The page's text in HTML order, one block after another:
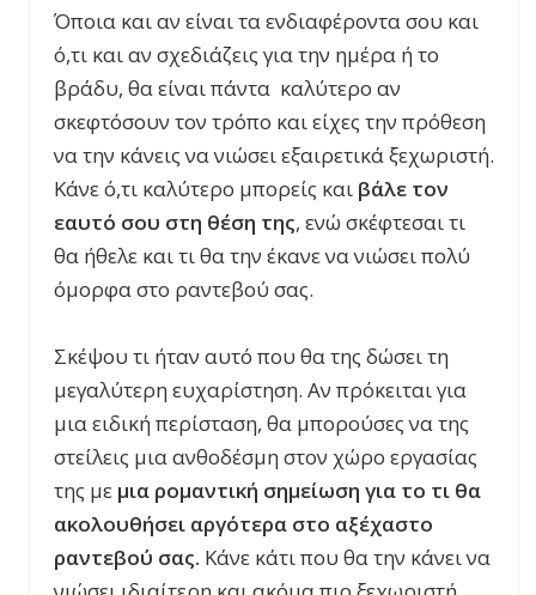
Όποια και αν είναι τα ενδιαφέροντα σου και
ό,τι και αν σχεδιάζεις για την ημέρα ή το
βράδυ, θα είναι πάντα καλύτερο αν
σκεφτόσουν τον τρόπο και είχες την πρόθεση
να την κάνεις να νιώσει εξαιρετικά ξεχωριστή.
Κάνε ό,τι καλύτερο μπορείς και βάλε τον
εαυτό σου στη θέση της, ενώ σκέφτεσαι τι
θα ήθελε και τι θα την έκανε να νιώσει πολύ
όμορφα στο ραντεβού σας.
Σκέψου τι ήταν αυτό που θα της δώσει τη
μεγαλύτερη ευχαρίστηση. Αν πρόκειται για
μια ειδική περίσταση, θα μπορούσες να της
στείλεις μια ανθοδέσμη στον χώρο εργασίας
της με μια ρομαντική σημείωση για το τι θα
ακολουθήσει αργότερα στο αξέχαστο
ραντεβού σας. Κάνε κάτι που θα την κάνει να